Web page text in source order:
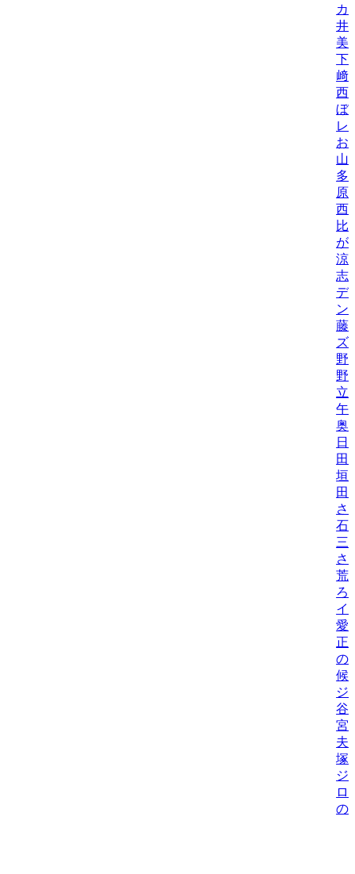
カ
井
美/
下
﨑
西
ぼ/
レ
お
山
多
原
西
比
が
涼/
志
デ
ン
藤
ズ
野
野
立
午
奥
日
田
垣
田
さ
石
三
さ
荒
ろ
イ
愛
正
の
候/
ジ
谷
宮
夫
塚
ジ
ロ
の